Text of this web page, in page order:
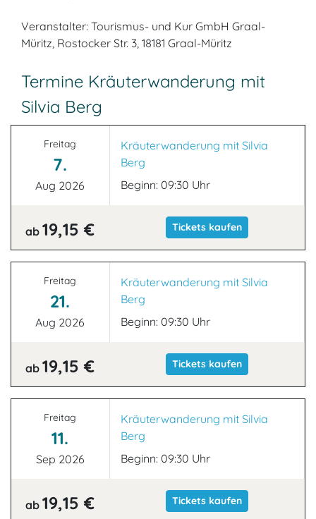
Veranstalter: Tourismus- und Kur GmbH Graal-
Müritz, Rostocker Str. 3, 18181 Graal-Müritz
Termine Kräuterwanderung mit
Silvia Berg
Freitag
7.
Aug 2026
Kräuterwanderung mit Silvia
Berg
Beginn: 09:30 Uhr
ab19,15 € Tickets kaufen
Freitag
21.
Aug 2026
Kräuterwanderung mit Silvia
Berg
Beginn: 09:30 Uhr
ab19,15 € Tickets kaufen
Freitag
11.
Sep 2026
Kräuterwanderung mit Silvia
Berg
Beginn: 09:30 Uhr
ab19,15 € Tickets kaufen